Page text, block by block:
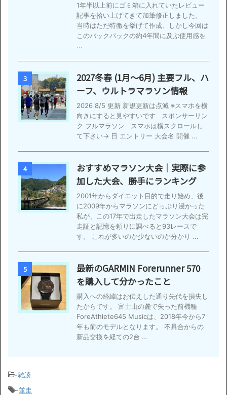
1年半以上前にゴミ箱に入れていたレビュー
記事を拾い上げてきて加筆修正しました。
当時はただ特徴を挙げて作成、しかし今回は
このバックパックの約4年間に及ぶ使用感を
...
3
2027冬春 (1月〜6月) 主要フル、ハ
ーフ、ウルトラマラソン情報
2026 8/5 更新 新規更新は点滅 ※スマホを横
向きにすると見やすいです スポンサーリン
ク フルマラソン スマホは横スクロールし
て下さい→ 日 エントリー 大会名 開催 ...
4
おすすめマラソン大会｜実際に参
加した大会、勝手にランキング
2001年からダイエット目的で走り始め、後
に2009年からマラソンにどっぷり浸かった
私が、この17年で出走したマラソン大会は完
走証と記憶を頼りに調べると93レースで
す。 これが多いのか少ないのか分かり ...
5
最新のGARMIN Forerunner 570
を購入して分かったこと
購入への経緯はお伝えした通り先代を損失し
たからです。 富士山の麓で失った前機種
ForeAthlete645 Musicは、2018年今から7
年も前のモデルとなります。 不具合からの
新品交換を経ての2台 ...
-雑談
-並走